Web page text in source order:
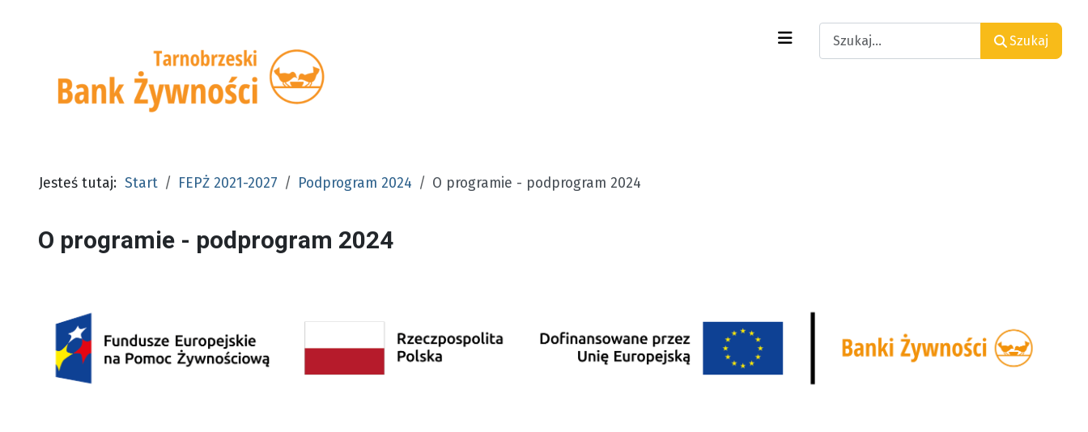
Search
Szukaj
Jesteś tutaj: Start FEPŻ 2021-2027 Podprogram 2024 O programie - podprogram 2024
O programie - podprogram 2024